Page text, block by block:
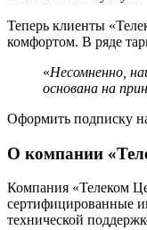
Теперь клиенты
комфортом. В ряде
«Несомненно,
основана на
Оформить подписку
О компании
Компания «Телеком
сертифицированные
технической